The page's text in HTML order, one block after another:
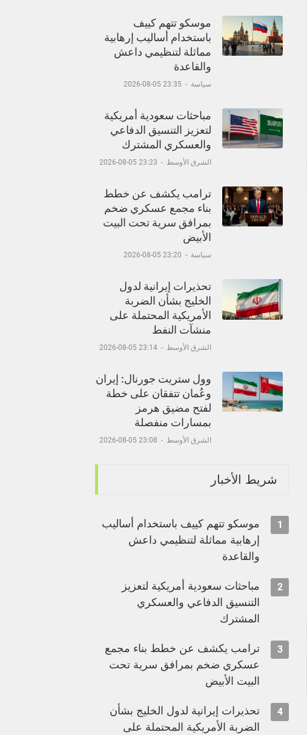
موسكو تتهم كييف
باستخدام أساليب إرهابية
مماثلة لتنظيمي داعش
والقاعدة
سياسة -
23:35 05-08-2026
مباحثات سعودية أمريكية
لتعزيز التنسيق الدفاعي
والعسكري المشترك
الشرق الأوسط -
23:23 05-08-2026
ترامب يكشف عن خطط
بناء مجمع عسكري ضخم
بمرافق سرية تحت البيت
الأبيض
سياسة -
23:20 05-08-2026
تحذيرات إيرانية لدول
الخليج بشأن الضربة
الأمريكية المحتملة على
منشآت النفط
الشرق الأوسط -
23:14 05-08-2026
وول ستريت جورنال: إيران
وعُمان تتفقان على خطة
لفتح مضيق هرمز
بمسارات منفصلة
الشرق الأوسط -
23:08 05-08-2026
شريط الأخبار
1
موسكو تتهم كييف باستخدام أساليب
إرهابية مماثلة لتنظيمي داعش
والقاعدة
2
مباحثات سعودية أمريكية لتعزيز
التنسيق الدفاعي والعسكري
المشترك
3
ترامب يكشف عن خطط بناء مجمع
عسكري ضخم بمرافق سرية تحت
البيت الأبيض
4
تحذيرات إيرانية لدول الخليج بشأن
الضربة الأمريكية المحتملة على